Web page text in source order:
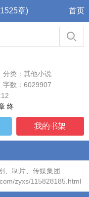
章) 首页
分类：其他小说
字数：6029907
终
我的书架
、制片、传媒集团
zyxs/115828185.html